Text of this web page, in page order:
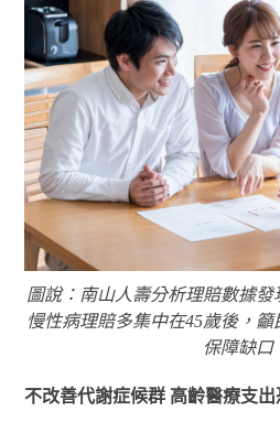
圖說：南山人壽分析理賠數據
慢性病理賠多集中在45歲後，
保障缺口
不改善代謝症候群 高齡醫療支出